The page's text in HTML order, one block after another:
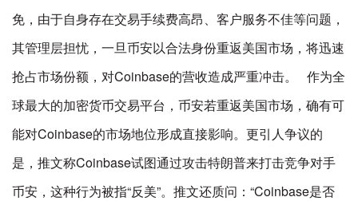
免，由于自身存在交易手续费高昂、客户服务不佳等问题，
其管理层担忧，一旦币安以合法身份重返美国市场，将迅速
抢占市场份额，对Coinbase的营收造成严重冲击。 作为全
球最大的加密货币交易平台，币安若重返美国市场，确有可
能对Coinbase的市场地位形成直接影响。更引人争议的
是，推文称Coinbase试图通过攻击特朗普来打击竞争对手
币安，这种行为被指“反美”。推文还质问：“Coinbase是否